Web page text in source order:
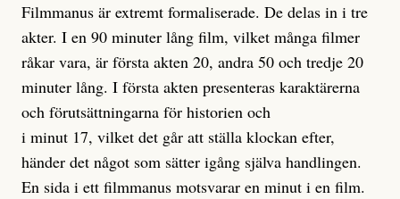
Filmmanus är extremt formaliserade. De delas in i tre
akter. I en 90 minuter lång film, vilket många filmer
råkar vara, är första akten 20, andra 50 och tredje 20
minuter lång. I första akten presenteras karaktärerna
och förutsättningarna för historien och
i minut 17, vilket det går att ställa klockan efter,
händer det något som sätter igång själva handlingen.
En sida i ett filmmanus motsvarar en minut i en film.